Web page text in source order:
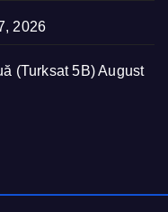
2026
(Turksat 5B)August